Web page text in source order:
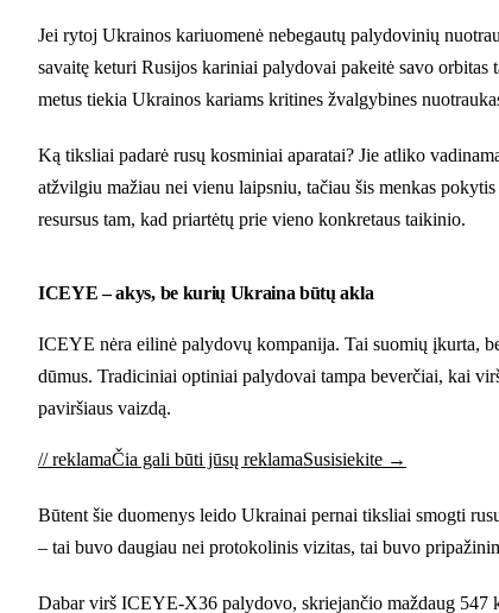
Jei rytoj Ukrainos kariuomenė nebegautų palydovinių
savaitę keturi Rusijos kariniai palydovai pakeitė savo
metus tiekia Ukrainos kariams kritines žvalgybines
Ką tiksliai padarė rusų kosminiai aparatai? Jie atliko
atžvilgiu mažiau nei vienu laipsniu, tačiau šis menkas
resursus tam, kad priartėtų prie vieno konkretaus taikinio.
ICEYE – akys, be kurių Ukraina būtų akla
ICEYE nėra eilinė palydovų kompanija. Tai suomių įkurta,
dūmus. Tradiciniai optiniai palydovai tampa beverčiai, kai
paviršiaus vaizdą.
// reklamaČia gali būti jūsų reklamaSusisiekite →
Būtent šie duomenys leido Ukrainai pernai tiksliai smogti
– tai buvo daugiau nei protokolinis vizitas, tai buvo
Dabar virš ICEYE-X36 palydovo, skriejančio maždaug 547